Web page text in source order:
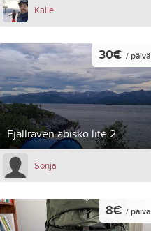
Kalle
Fjällräven abisko lite 2
30€ / päivä
Sonja
8€ / päivä